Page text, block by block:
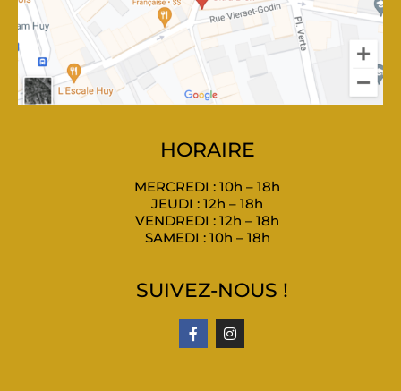
HORAIRE
MERCREDI : 10h – 18h
JEUDI : 12h – 18h
VENDREDI : 12h – 18h
SAMEDI : 10h – 18h
SUIVEZ-NOUS !